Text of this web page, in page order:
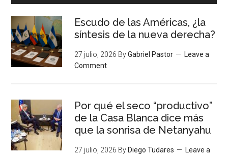
Escudo de las Américas, ¿la
síntesis de la nueva derecha?
27 julio, 2026 ByGabriel Pastor
Leave a
Comment
Por qué el seco “productivo”
de la Casa Blanca dice más
que la sonrisa de Netanyahu
27 julio, 2026 By Diego Tudares Leave a